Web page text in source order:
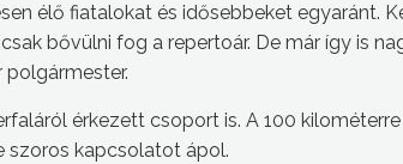
élő fiatalokat és idősebbeket egyaránt.
bővülni fog a repertoár. De már így is
érkezett csoport is. A 100
szoros kapcsolatot ápol.